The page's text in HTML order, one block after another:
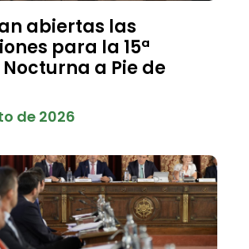
abiertas las
para la 15ª
a Pie de
de 2026